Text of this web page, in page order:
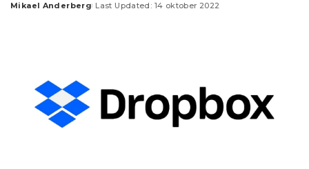
Posted
Mikael Anderberg Last Updated: 14 oktober 2022